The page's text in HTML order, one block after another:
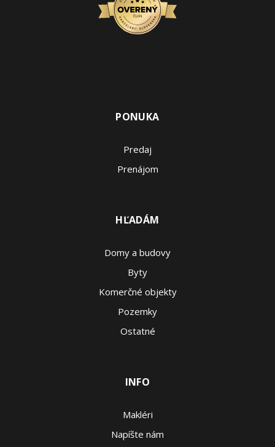
PONUKA
Predaj
Prenájom
HĽADÁM
Domy a budovy
Byty
Komerčné objekty
Pozemky
Ostatné
INFO
Makléri
Napíšte nám